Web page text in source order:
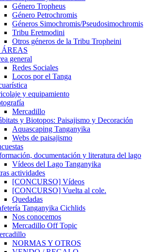
Género Tropheus
Género Petrochromis
Géneros Simochromis/Pseudosimochromis
Tribu Eretmodini
Otros géneros de la Tribu Tropheini
general
Redes Sociales
Locos por el Tanga
y equipamiento
Mercadillo
y Biotopos: Paisajismo y Decoración
Aquascaping Tanganyika
Webs de paisajismo
documentación y literatura del lago
Vídeos del Lago Tanganyika
actividades
[CONCURSO] Vídeos
[CONCURSO] Vuelta al cole.
Quedadas
Tanganyika Cichlids
Nos conocemos
Mercadillo Off Topic
NORMAS Y OTROS